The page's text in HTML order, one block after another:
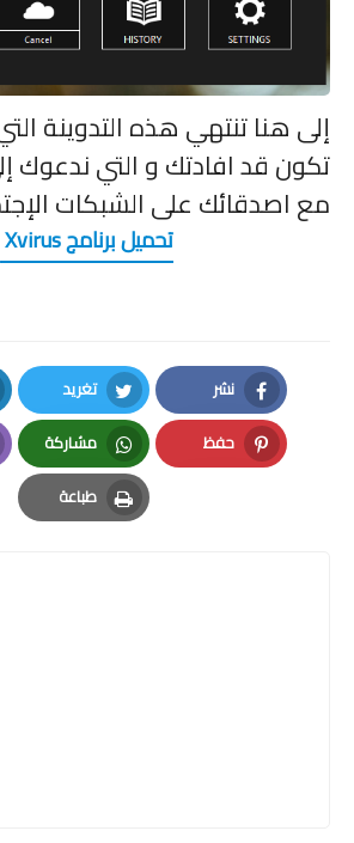
إلى هنا تنتهي هذه التدوينة
تكون قد افادتك و التي ندعوك
مع اصدقائك على الشبكات
تحميل برنامج Xvirus
نشر
Facebook
تغريد
Twitter
حفظ
Pinterest
مشاركة
Whatsapp
طباعة
Print